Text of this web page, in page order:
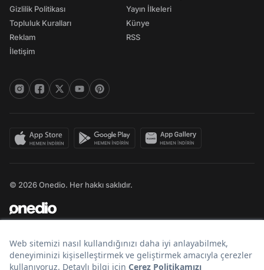
Gizlilik Politikası
Topluluk Kuralları
Reklam
İletişim
Yayın İlkeleri
Künye
RSS
© 2026 Onedio. Her hakkı saklıdır.
Bir markasıdır.